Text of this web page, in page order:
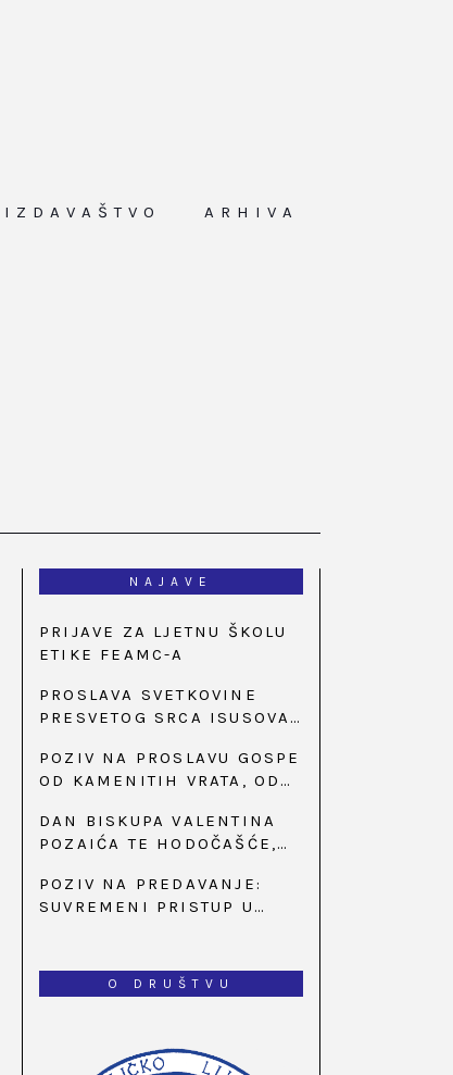
IZDAVAŠTVO ARHIVA
NAJAVE
PRIJAVE ZA LJETNU ŠKOLU
ETIKE FEAMC-A
PROSLAVA SVETKOVINE
PRESVETOG SRCA ISUSOVA
PALMOTIĆEVOJ
POZIV NA PROSLAVU GOSPE
OD KAMENITIH VRATA, OD
DAN BISKUPA VALENTINA
POZAIĆA TE HODOČAŠĆE,
OBLJETNICA OSNIVANJA
HKLD-A, U MARIJI BISTRICI,
POZIV NA PREDAVANJE:
SUVREMENI PRISTUP U
O DRUŠTVU